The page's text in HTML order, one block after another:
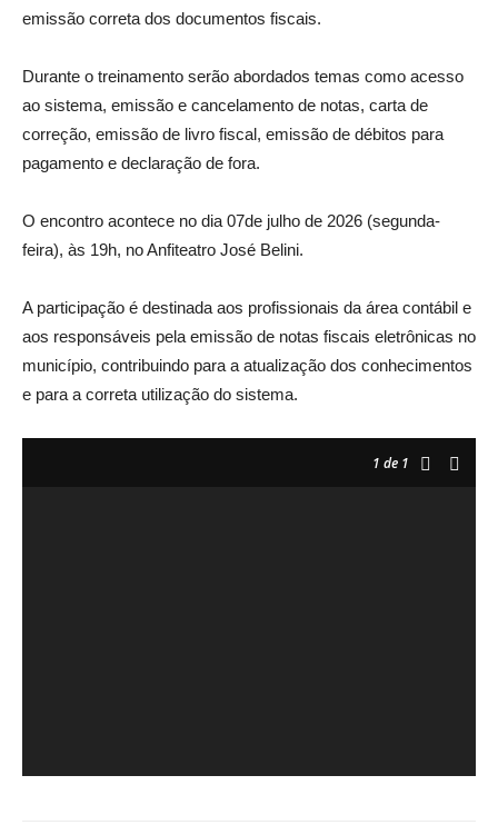
emissão correta dos documentos fiscais.
Durante o treinamento serão abordados temas como acesso
ao sistema, emissão e cancelamento de notas, carta de
correção, emissão de livro fiscal, emissão de débitos para
pagamento e declaração de fora.
O encontro acontece no dia 07de julho de 2026 (segunda-
feira), às 19h, no Anfiteatro José Belini.
A participação é destinada aos profissionais da área contábil e
aos responsáveis pela emissão de notas fiscais eletrônicas no
município, contribuindo para a atualização dos conhecimentos
e para a correta utilização do sistema.
1 de 1